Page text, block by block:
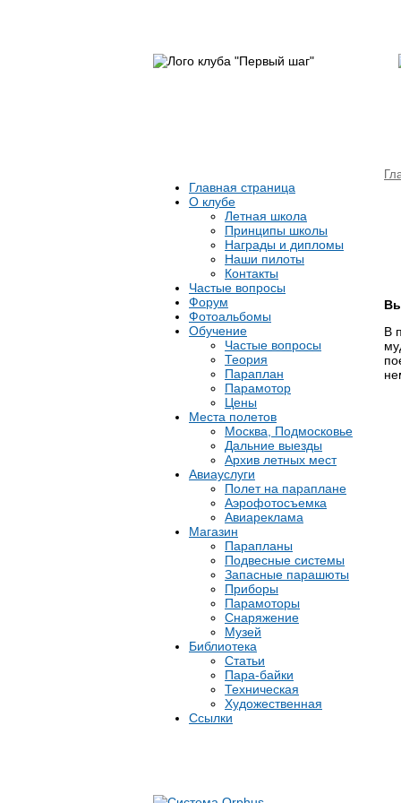
Главная страница
О клубе
Летная школа
Принципы школы
Награды и дипломы
Наши пилоты
Контакты
Частые вопросы
Форум
Фотоальбомы
Обучение
Частые вопросы
Теория
Параплан
Парамотор
Цены
Места полетов
Москва, Подмосковье
Дальние выезды
Архив летных мест
Авиауслуги
Полет на параплане
Аэрофотосъемка
Авиареклама
Магазин
Парапланы
Подвесные системы
Запасные парашюты
Приборы
Парамоторы
Снаряжение
Музей
Библиотека
Статьи
Пара-байки
Техническая
Художественная
Ссылки
В